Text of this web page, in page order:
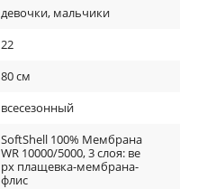
девочки, мальчики
22
80 см
всесезонный
SoftShell 100% Мембрана
WR 10000/5000, 3 слоя: ве
рх плащевка-мембрана-
флис